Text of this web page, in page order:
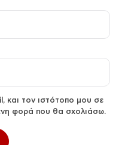
και τον ιστότοπο μου σε
φορά που θα σχολιάσω.